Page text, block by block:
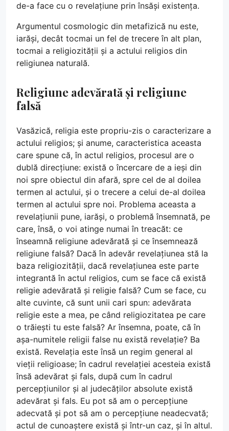
de-a face cu o revelațiune prin însăși existența.
Argumentul cosmologic din metafizică nu este,
iarăși, decât tocmai un fel de trecere în alt plan,
tocmai a religiozității și a actului religios din
religiunea naturală.
Religiune adevărată și religiune
falsă
Vasăzică, religia este propriu-zis o caracterizare a
actului religios; și anume, caracteristica aceasta
care spune că, în actul religios, procesul are o
dublă direcțiune: există o încercare de a ieși din
noi spre obiectul din afară, spre cel de al doilea
termen al actului, și o trecere a celui de-al doilea
termen al actului spre noi. Problema aceasta a
revelațiunii pune, iarăși, o problemă însemnată, pe
care, însă, o voi atinge numai în treacăt: ce
înseamnă religiune adevărată și ce însemnează
religiune falsă? Dacă în adevăr revelațiunea stă la
baza religiozității, dacă revelațiunea este parte
integrantă în actul religios, cum se face că există
religie adevărată și religie falsă? Cum se face, cu
alte cuvinte, că sunt unii cari spun: adevărata
religie este a mea, pe când religiozitatea pe care
o trăiești tu este falsă? Ar însemna, poate, că în
așa-numitele religii false nu există revelație? Ba
există. Revelația este însă un regim general al
vieții religioase; în cadrul revelației acesteia există
însă adevărat și fals, după cum în cadrul
percepțiunilor și al judecăților absolute există
adevărat și fals. Eu pot să am o percepțiune
adecvată și pot să am o percepțiune neadecvată;
actul de cunoaștere există și într-un caz, și în altul.